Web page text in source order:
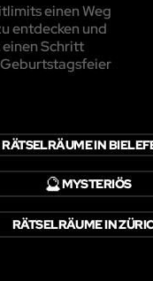
einen Weg
entdecken und
Schritt
RÄTSELRÄUME IN
🔮MYSTERIÖS
RÄTSELRÄUME IN